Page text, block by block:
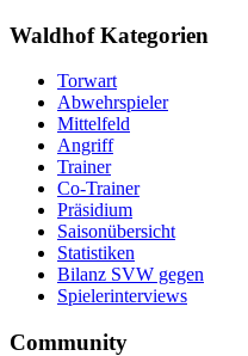
Waldhof Kategorien
Torwart
Abwehrspieler
Mittelfeld
Angriff
Trainer
Co-Trainer
Präsidium
Saisonübersicht
Statistiken
Bilanz SVW gegen
Spielerinterviews
Community